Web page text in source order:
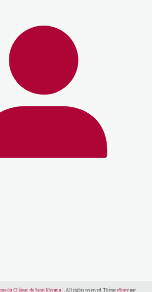
du Château de Saint Mesmin !. All rights reserved. Thème eStorepar